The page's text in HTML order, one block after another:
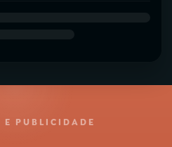
E PUBLICIDADE